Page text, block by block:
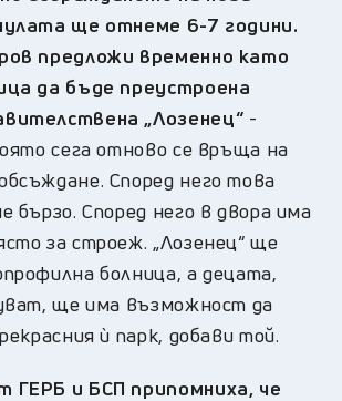
ще отнеме 6-7 години.
предложи временно като
да бъде преустроена
„Лозенец“ -
сега отново се връща на
Според него това
бързо. Според него в двора има
за строеж. „Лозенец“ ще
болница, а децата,
ще има възможност да
ѝ парк, добави той.
ГЕРБ и БСП припомниха, че